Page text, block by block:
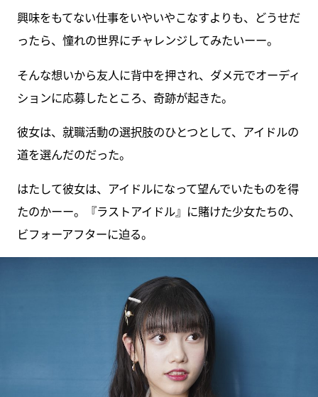
興味をもてない仕事をいやいやこなすよりも、どうせだ
ったら、憧れの世界にチャレンジしてみたいーー。
そんな想いから友人に背中を押され、ダメ元でオーディ
ションに応募したところ、奇跡が起きた。
彼女は、就職活動の選択肢のひとつとして、アイドルの
道を選んだのだった。
はたして彼女は、アイドルになって望んでいたものを得
たのかーー。『ラストアイドル』に賭けた少女たちの、
ビフォーアフターに迫る。